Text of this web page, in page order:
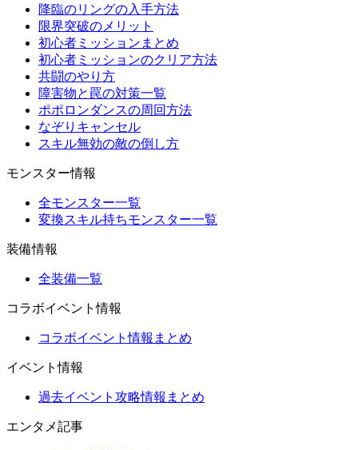
降臨のリングの入手方法
限界突破のメリット
初心者ミッションまとめ
初心者ミッションのクリア方法
共闘のやり方
障害物と罠の対策一覧
ポポロンダンスの周回方法
なぞりキャンセル
スキル無効の敵の倒し方
モンスター情報
全モンスター一覧
変換スキル持ちモンスター一覧
装備情報
全装備一覧
コラボイベント情報
コラボイベント情報まとめ
イベント情報
過去イベント攻略情報まとめ
エンタメ記事